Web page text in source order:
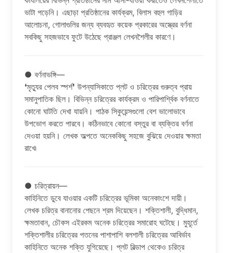
ভাটা পড়েনি। এছাড়া প্রতিষ্ঠানের কার্যক্রম, বিলাস বহুল গাড়ির
আলোচনা, গোলাগুলির জন্য ব্যবহৃত কয়েক প্রকারের অস্ত্রের বর্ণনা
সবকিছু সহজভাবে ফুটে উঠেছে প্রাঞ্জল লেখনশৈলীর কারণে।
● বর্ণনাভঙ্গি—
❛মৃত্যুর পেলব স্পর্শ❜ উপন্যাসিকাতে প্লট ও চরিত্রের গুরুত্ব প্রায়
সমানুপাতিক ছিল। বিভিন্ন চরিত্রের কার্যক্রম ও পারিপার্শ্বিক বর্ণনাতে
কোনো ঘাটতি দেখা যায়নি। পাঠক সিকুয়েন্সগুলো বেশ ভালোভাবে
উপভোগ করতে পারবে। কঠিনভাবে কোনো বস্তুর বা ব্যক্তির বর্ণনা
দেওয়া হয়নি। লেখক অল্পতে অনেককিছু সহজে বুঝিয়ে দেওয়ার ক্ষমতা
রাখে৷
● চরিত্রায়ন—
কাহিনিতে ডুবে যাওয়ার একটি চরিত্রের ভূমিকা অনেকাংশে দায়ী।
লেখক চরিত্র বানানোর পেছনে শ্রম দিয়েছেন। শক্তিশালী, বুদ্ধিমান,
ক্ষমতাবান, চৌকস এইরকম অনেক চরিত্রের সমারোহ ঘটেছে। মুহূর্তে
শক্তিশালীর চরিত্রের পতনের পাশাপাশি বলশালী চরিত্রের আবির্ভাব
কাহিনিতে অনেক শক্তি যুগিয়েছে। প্লট বিল্ডাপ থেকেও চরিত্র